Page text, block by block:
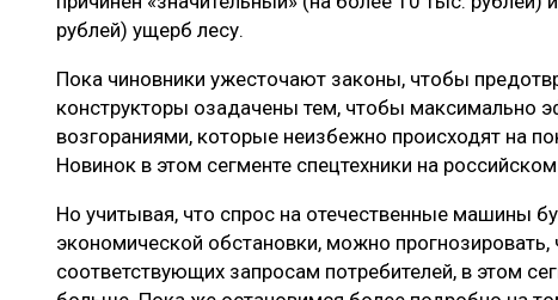
рублей) ущерб лесу.
Пока чиновники ужесточают законы, чтобы
конструкторы озадачены тем, чтобы максимально
возгораниями, которые неизбежно происходят на
Новинок в этом сегменте спецтехники на
Но учитывая, что спрос на отечественные машины
экономической обстановки, можно прогнозировать,
соответствующих запросам потребителей, в этом